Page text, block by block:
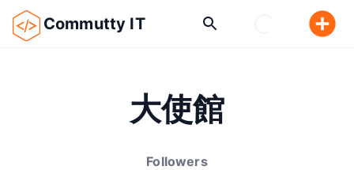
Commutty IT
大使館
Followers